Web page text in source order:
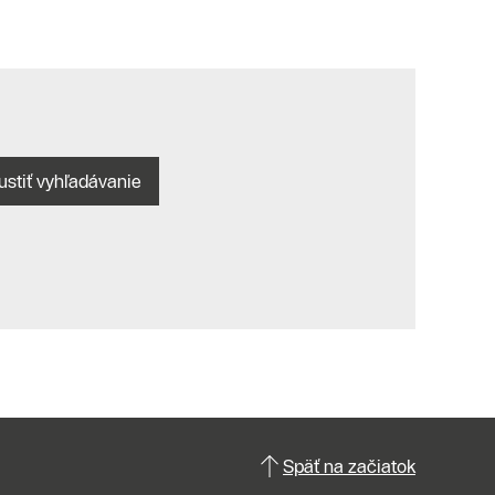
vyhľadávanie
Späť na začiatok